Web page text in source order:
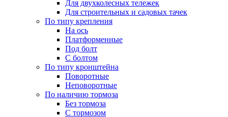
Для двухколесных тележек
Для строительных и садовых тачек
По типу крепления
На ось
Платформенные
Под болт
С болтом
По типу кронштейна
Поворотные
Неповоротные
По наличию тормоза
Без тормоза
С тормозом